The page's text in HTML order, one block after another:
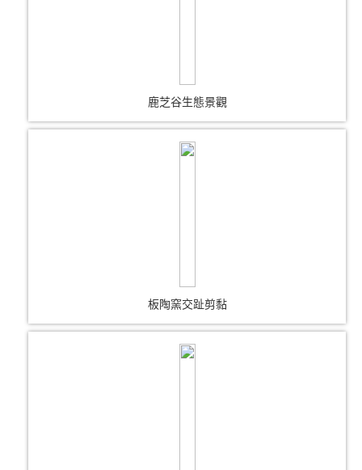
鹿芝谷生態景觀
板陶窯交趾剪黏